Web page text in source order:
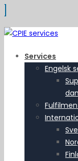
Services
Engelsk